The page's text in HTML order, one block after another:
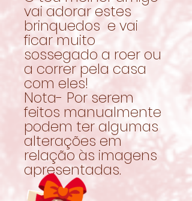
vai adorar estes
brinquedos e vai
ficar muito
sossegado a roer ou
a correr pela casa
com eles!
Nota- Por serem
feitos manualmente
podem ter algumas
alterações em
relação às imagens
apresentadas.